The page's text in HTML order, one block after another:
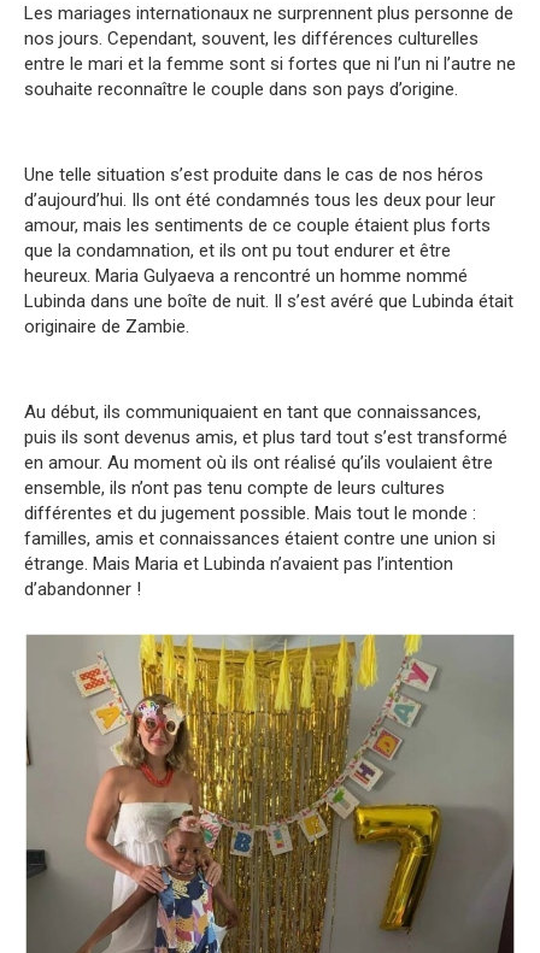
Les mariages internationaux ne surprennent plus personne de
nos jours. Cependant, souvent, les différences culturelles
entre le mari et la femme sont si fortes que ni l’un ni l’autre ne
souhaite reconnaître le couple dans son pays d’origine.
Une telle situation s’est produite dans le cas de nos héros
d’aujourd’hui. Ils ont été condamnés tous les deux pour leur
amour, mais les sentiments de ce couple étaient plus forts
que la condamnation, et ils ont pu tout endurer et être
heureux. Maria Gulyaeva a rencontré un homme nommé
Lubinda dans une boîte de nuit. Il s’est avéré que Lubinda était
originaire de Zambie.
Au début, ils communiquaient en tant que connaissances,
puis ils sont devenus amis, et plus tard tout s’est transformé
en amour. Au moment où ils ont réalisé qu’ils voulaient être
ensemble, ils n’ont pas tenu compte de leurs cultures
différentes et du jugement possible. Mais tout le monde :
familles, amis et connaissances étaient contre une union si
étrange. Mais Maria et Lubinda n’avaient pas l’intention
d’abandonner !